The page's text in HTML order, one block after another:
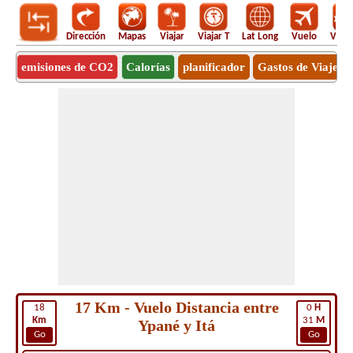
Dirección Mapas Viajar Viajar T Lat Long Vuelo
emisiones de CO2 Calorías planificador Gastos de Viaje
18
Km
Go
0 H
31 M
Go
17 Km - Vuelo Distancia entre
Ypané y Itá